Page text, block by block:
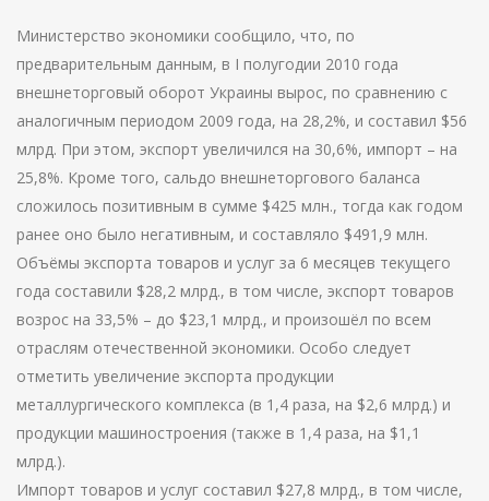
Министерство экономики сообщило, что, по
предварительным данным, в I полугодии 2010 года
внешнеторговый оборот Украины вырос, по сравнению с
аналогичным периодом 2009 года, на 28,2%, и составил $56
млрд. При этом, экспорт увеличился на 30,6%, импорт – на
25,8%. Кроме того, сальдо внешнеторгового баланса
сложилось позитивным в сумме $425 млн., тогда как годом
ранее оно было негативным, и составляло $491,9 млн.
Объёмы экспорта товаров и услуг за 6 месяцев текущего
года составили $28,2 млрд., в том числе, экспорт товаров
возрос на 33,5% – до $23,1 млрд., и произошёл по всем
отраслям отечественной экономики. Особо следует
отметить увеличение экспорта продукции
металлургического комплекса (в 1,4 раза, на $2,6 млрд.) и
продукции машиностроения (также в 1,4 раза, на $1,1
млрд.).
Импорт товаров и услуг составил $27,8 млрд., в том числе,